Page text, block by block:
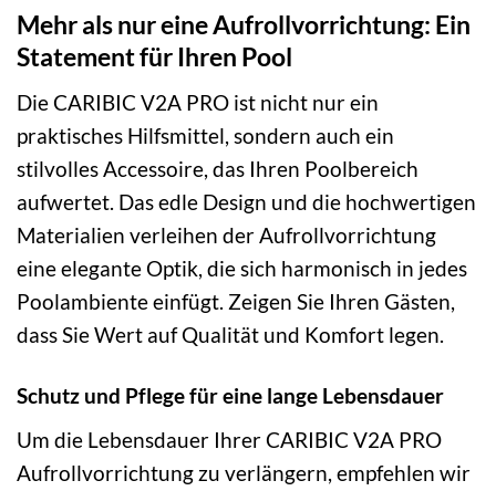
Mehr als nur eine Aufrollvorrichtung: Ein
Statement für Ihren Pool
Die CARIBIC V2A PRO ist nicht nur ein
praktisches Hilfsmittel, sondern auch ein
stilvolles Accessoire, das Ihren Poolbereich
aufwertet. Das edle Design und die hochwertigen
Materialien verleihen der Aufrollvorrichtung
eine elegante Optik, die sich harmonisch in jedes
Poolambiente einfügt. Zeigen Sie Ihren Gästen,
dass Sie Wert auf Qualität und Komfort legen.
Schutz und Pflege für eine lange Lebensdauer
Um die Lebensdauer Ihrer CARIBIC V2A PRO
Aufrollvorrichtung zu verlängern, empfehlen wir